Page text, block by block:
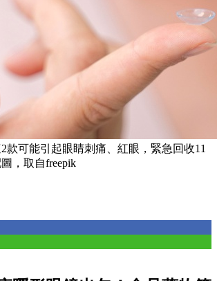
款可能引起眼睛刺痛、紅眼，緊急回收11
，取自freepik